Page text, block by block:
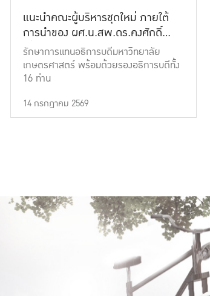
แนะนำคณะผู้บริหารชุดใหม่ ภายใต้
การนำของ ผศ.น.สพ.ดร.คงศักดิ์
เที่ยงธรรม
รักษาการแทนอธิการบดีมหาวิทยาลัย
เกษตรศาสตร์ พร้อมด้วยรองอธิการบดีทั้ง
16 ท่าน
14 กรกฎาคม 2569